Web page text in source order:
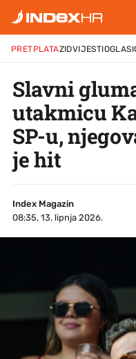
PRETPLATAZIDVIJESTIOGLASI
Slavni
utakmicu
SP-u,
je hit
Index Magazin
08:35, 13. lipnja 2026.